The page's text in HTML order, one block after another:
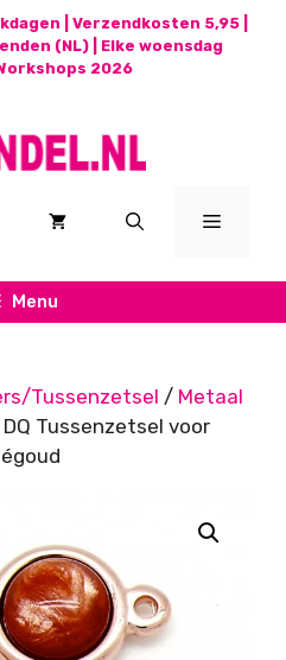
| Verzendkosten 5,95 |
(NL) | Elke woensdag
2026
Menu
Menu
Tussenzetsel / Metaal
Tussenzetsel voor